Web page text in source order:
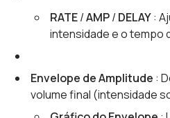
RATE/AMP/ DELAY:
intensidade e o tempo
Envelope de Amplitude :
volume final (intensidade